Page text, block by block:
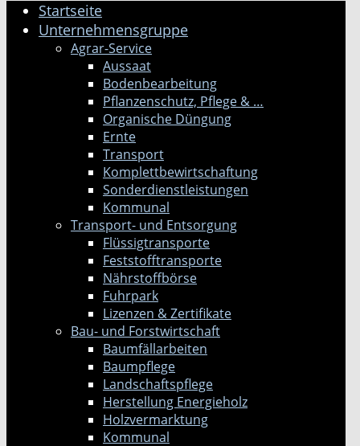
Startseite
Unternehmensgruppe
Agrar-Service
Aussaat
Bodenbearbeitung
Pflanzenschutz, Pflege & …
Organische Düngung
Ernte
Transport
Komplettbewirtschaftung
Sonderdienstleistungen
Kommunal
Transport- und Entsorgung
Flüssigtransporte
Feststofftransporte
Nährstoffbörse
Fuhrpark
Lizenzen & Zertifikate
Bau- und Forstwirtschaft
Baumfällarbeiten
Baumpflege
Landschaftspflege
Herstellung Energieholz
Holzvermarktung
Kommunal